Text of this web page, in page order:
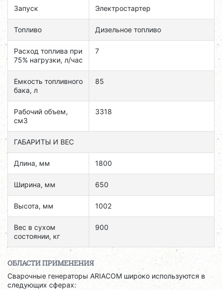
Запуск Электростартер
Топливо Дизельное топливо
Расход топлива при
75% нагрузки, л/час
7
Емкость топливного
бака, л
85
Рабочий объем,
см3
3318
ГАБАРИТЫ И ВЕС
Длина, мм 1800
Ширина, мм 650
Высота, мм 1002
Вес в сухом
состоянии, кг
900
ОБЛАСТИ ПРИМЕНЕНИЯ
Сварочные генераторы ARIACOM широко используются в
следующих сферах: